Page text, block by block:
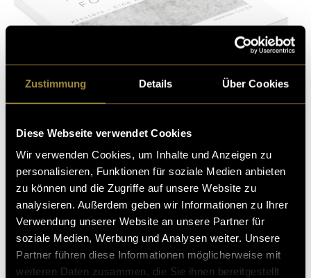
Zustimmung Details Über Cookies
Diese Webseite verwendet Cookies
Wir verwenden Cookies, um Inhalte und Anzeigen zu
personalisieren, Funktionen für soziale Medien anbieten
zu können und die Zugriffe auf unsere Website zu
analysieren. Außerdem geben wir Informationen zu Ihrer
Verwendung unserer Website an unsere Partner für
soziale Medien, Werbung und Analysen weiter. Unsere
Partner führen diese Informationen möglicherweise mit
weiteren Daten zusammen, die Sie ihnen bereitgestellt
Ähnliche Artikel